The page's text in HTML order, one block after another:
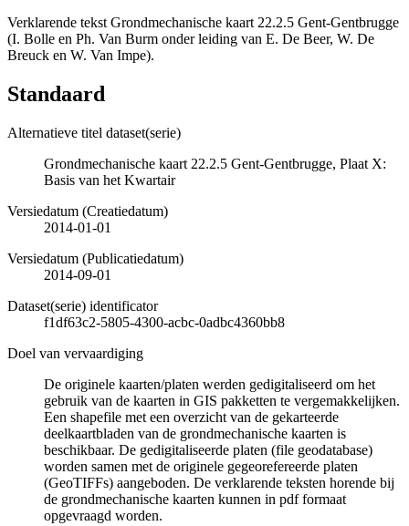
Verklarende tekst Grondmechanische kaart 22.2.5 Gent-Gentbrugge
(I. Bolle en Ph. Van Burm onder leiding van E. De Beer, W. De
Breuck en W. Van Impe).
Standaard
Alternatieve titel dataset(serie)
Grondmechanische kaart 22.2.5 Gent-Gentbrugge, Plaat X:
Basis van het Kwartair
Versiedatum (Creatiedatum)
2014-01-01
Versiedatum (Publicatiedatum)
2014-09-01
Dataset(serie) identificator
f1df63c2-5805-4300-acbc-0adbc4360bb8
Doel van vervaardiging
De originele kaarten/platen werden gedigitaliseerd om het
gebruik van de kaarten in GIS pakketten te vergemakkelijken.
Een shapefile met een overzicht van de gekarteerde
deelkaartbladen van de grondmechanische kaarten is
beschikbaar. De gedigitaliseerde platen (file geodatabase)
worden samen met de originele gegeorefereerde platen
(GeoTIFFs) aangeboden. De verklarende teksten horende bij
de grondmechanische kaarten kunnen in pdf formaat
opgevraagd worden.